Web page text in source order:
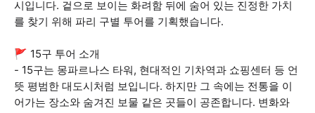
시입니다. 겉으로 보이는 화려함 뒤에 숨어 있는 진정한 가치
를 찾기 위해 파리 구별 투어를 기획했습니다.
🚩 15구 투어 소개
- 15구는 몽파르나스 타워, 현대적인 기차역과 쇼핑센터 등 언
뜻 평범한 대도시처럼 보입니다. 하지만 그 속에는 전통을 이
어가는 장소와 숨겨진 보물 같은 곳들이 공존합니다. 변화와